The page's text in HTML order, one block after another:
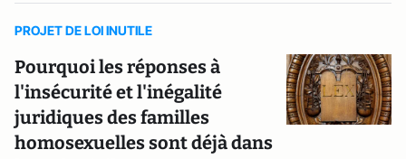
PROJET DE LOI INUTILE
Pourquoi les réponses à
l'insécurité et l'inégalité
juridiques des familles
homosexuelles sont déjà dans